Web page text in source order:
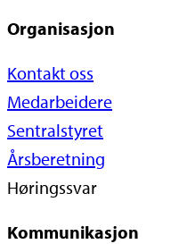
Organisasjon
Kontakt oss
Medarbeidere
Sentralstyret
Årsberetning
Høringssvar
Kommunikasjon